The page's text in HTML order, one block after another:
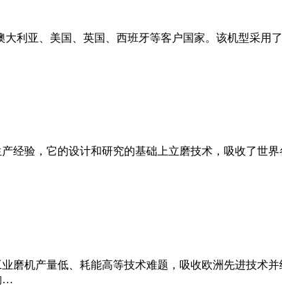
利亚、美国、英国、西班牙等客户国家。该机型采
经验，它的设计和研究的基础上立磨技术，吸收了世
磨机产量低、耗能高等技术难题，吸收欧洲先进技术
…